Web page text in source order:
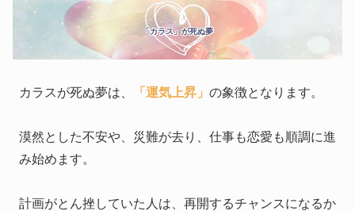
「カラス」が死ぬ夢
カラスが死ぬ夢は、 「運気上昇」 の象徴となります。
漠然とした不安や、災難が去り、仕事も恋愛も順調に進
み始めます。
計画がとん挫していた人は、再開するチャンスになるか